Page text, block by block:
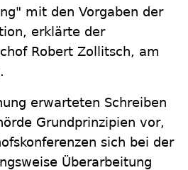
mit den Vorgaben der
erklärte der
Robert Zollitsch, am
erwarteten Schreiben
Grundprinzipien vor,
sich bei der
Überarbeitung